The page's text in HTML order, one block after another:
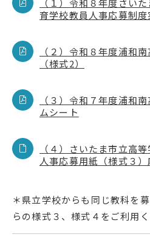
（１）令和８年度さい
育学校教員人事応募制
（２）令和８年度浦和
（様式2）
（３）令和７年度浦和
ムシート
（４）さいたま市立高
人事応募用紙（様式３）
＊県立学校からも同じ教科を
らの様式３、様式４をご利用く